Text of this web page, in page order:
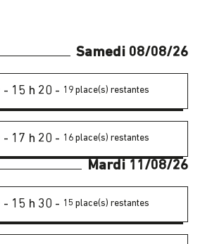
Samedi 08/08/26
- 15 h 20 - 19 place(s) restantes
- 17 h 20 - 16 place(s) restantes
Mardi 11/08/26
- 15 h 30 - 15 place(s) restantes